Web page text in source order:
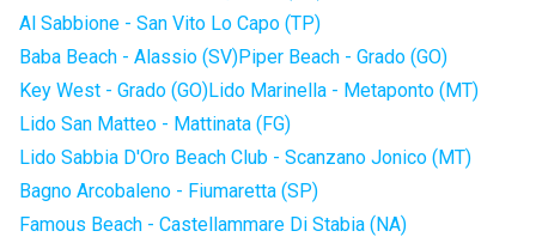
Al Sabbione - San Vito Lo Capo (TP)
Baba Beach - Alassio (SV)Piper Beach - Grado (GO)
Key West - Grado (GO)Lido Marinella - Metaponto (MT)
Lido San Matteo - Mattinata (FG)
Lido Sabbia D'Oro Beach Club - Scanzano Jonico (MT)
Bagno Arcobaleno - Fiumaretta (SP)
Famous Beach - Castellammare Di Stabia (NA)